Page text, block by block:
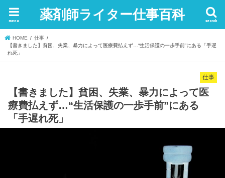
薬剤師ライター仕事百科 search
menu
HOME
仕事
【書きました】貧困、失業、暴力によって医療費払えず…“生活保護の一歩手前”にある「手遅
れ死」
仕事
【書きました】貧困、失業、暴力によって医
療費払えず…“生活保護の一歩手前”にある
「手遅れ死」